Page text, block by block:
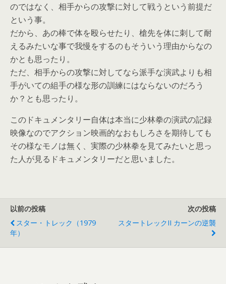
のではなく、相手からの攻撃に対して戦うという前提だ
という事。
だから、あの棒で体を殴らせたり、槍先を体に刺して耐
えるみたいな事で我慢をするのもそういう理由からなの
かとも思ったり。
ただ、相手からの攻撃に対してなら派手な演武よりも相
手がいての組手の様な形の訓練にはならないのだろう
か？とも思ったり。
このドキュメンタリー自体は本当に少林拳の演武の記録
映像なのでアクション映画的なおもしろさを期待しても
その様なモノは無く、実際の少林拳を見てみたいと思っ
た人が見るドキュメンタリーだと思いました。
以前の投稿
スター・トレック（1979
年）
次の投稿
スタートレックII カーンの逆襲